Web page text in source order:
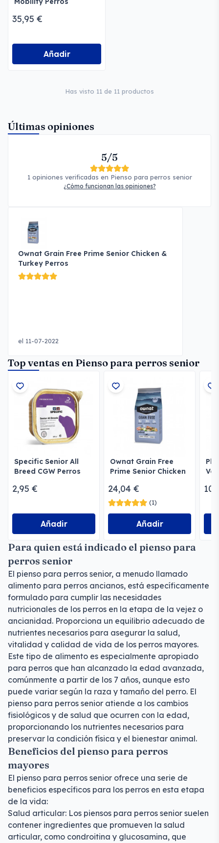
35,95 €
Añadir
Has visto 11 de 11 productos
Últimas opiniones
5/5
1 opiniones verificadas en Pienso para perros senior
¿Cómo funcionan las opiniones?
Ownat Grain Free Prime Senior Chicken &
Turkey Perros
el 11-07-2022
Top ventas en Pienso para perros senior
Specific Senior All
Breed CGW Perros
2,95 €
Añadir
Ownat Grain Free
Prime Senior Chicken
24,04 €
(1)
Añadir
Para quien está indicado el pienso para
perros senior
El pienso para perros senior, a menudo llamado
alimento para perros ancianos, está específicamente
formulado para cumplir las necesidades
nutricionales de los perros en la etapa de la vejez o
ancianidad. Proporciona un equilibrio adecuado de
nutrientes necesarios para asegurar la salud,
vitalidad y calidad de vida de los perros mayores.
Este tipo de alimento es especialmente apropiado
para perros que han alcanzado la edad avanzada,
comúnmente a partir de los 7 años, aunque esto
puede variar según la raza y tamaño del perro. El
pienso para perros senior atiende a los cambios
fisiológicos y de salud que ocurren con la edad,
proporcionando los nutrientes necesarios para
preservar la condición física y el bienestar animal.
Beneficios del pienso para perros
mayores
El pienso para perros senior ofrece una serie de
beneficios específicos para los perros en esta etapa
de la vida:
Salud articular: Los piensos para perros senior suelen
contener ingredientes que promueven la salud
articular, como condroitina y glucosamina, que